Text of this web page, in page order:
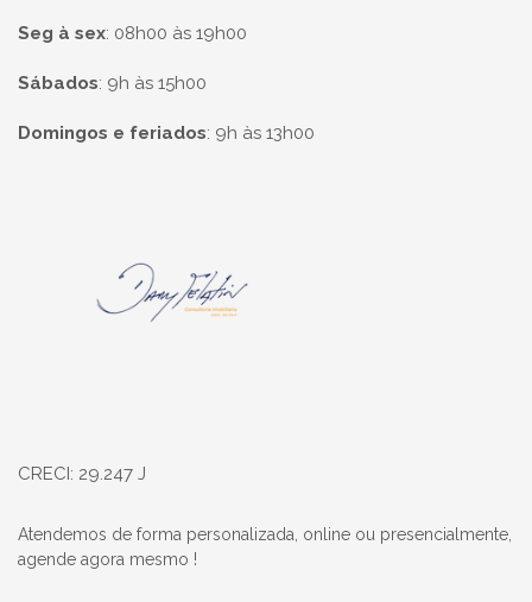
Seg à sex: 08h00 às 19h00
Sábados: 9h às 15h00
Domingos e feriados: 9h às 13h00
CRECI: 29.247 J
Atendemos de forma personalizada, online ou presencialmente,
agende agora mesmo !